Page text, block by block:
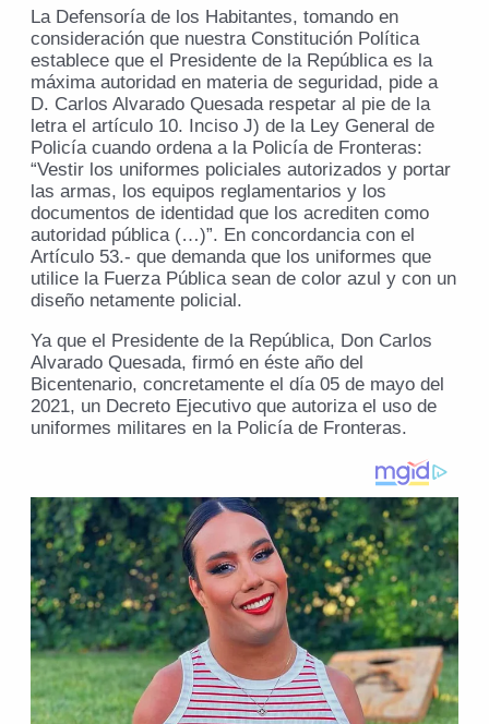
La Defensoría de los Habitantes, tomando en
consideración que nuestra Constitución Política
establece que el Presidente de la República es la
máxima autoridad en materia de seguridad, pide a
D. Carlos Alvarado Quesada respetar al pie de la
letra el artículo 10. Inciso J) de la Ley General de
Policía cuando ordena a la Policía de Fronteras:
“Vestir los uniformes policiales autorizados y portar
las armas, los equipos reglamentarios y los
documentos de identidad que los acrediten como
autoridad pública (…)”. En concordancia con el
Artículo 53.- que demanda que los uniformes que
utilice la Fuerza Pública sean de color azul y con un
diseño netamente policial.
Ya que el Presidente de la República, Don Carlos
Alvarado Quesada, firmó en éste año del
Bicentenario, concretamente el día 05 de mayo del
2021, un Decreto Ejecutivo que autoriza el uso de
uniformes militares en la Policía de Fronteras.